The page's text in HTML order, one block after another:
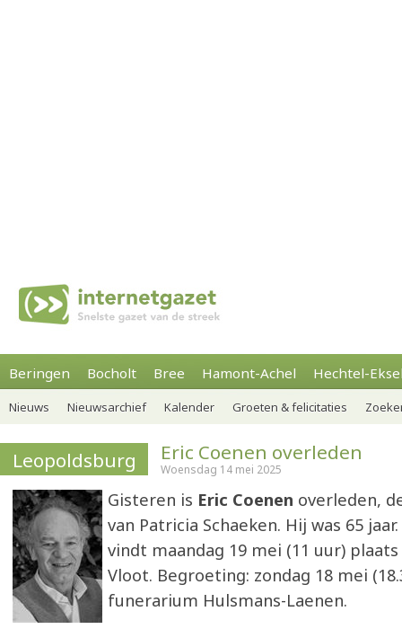
Beringen Bocholt Bree Hamont-Achel Hechtel-
Nieuws Nieuwsarchief Kalender Groeten & felicitaties
Leopoldsburg Eric Coenen overleden
Woensdag 14 mei 2025
Gisteren is Eric Coenen overleden,
van Patricia Schaeken. Hij was 65
vindt maandag 19 mei (11 uur)
Vloot. Begroeting: zondag 18 mei
funerarium Hulsmans-Laenen.